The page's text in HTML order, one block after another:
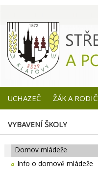
UCHAZEČ ŽÁK A RODIČ
VYBAVENÍ ŠKOLY
Domov mládeže
Info o domově mládeže